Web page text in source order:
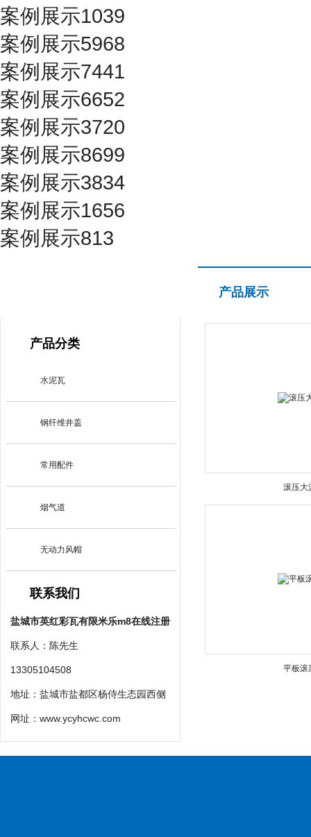
案例展示1039
案例展示5968
案例展示7441
案例展示6652
案例展示3720
案例展示8699
案例展示3834
案例展示1656
案例展示813
产品分类
水泥瓦
钢纤维井盖
常用配件
烟气道
无动力风帽
联系我们
盐城市英红彩瓦有限米乐m8在线注册
联系人：陈先生
13305104508
地址：盐城市盐都区杨侍生态园西侧
网址： www.ycyhcwc.com
产品展示
滚压大
平板滚